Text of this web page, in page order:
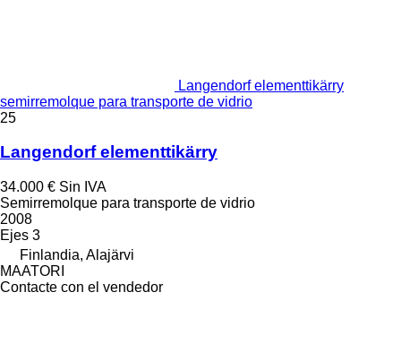
Langendorf elementtikärry
semirremolque para transporte de vidrio
25
Langendorf elementtikärry
34.000 € Sin IVA
Semirremolque para transporte de vidrio
2008
Ejes 3
Finlandia, Alajärvi
MAATORI
Contacte con el vendedor